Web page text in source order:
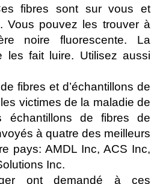
fibres sont sur vous et
Vous pouvez les trouver à
noire fluorescente. La
les fait luire. Utilisez aussi
fibres et d’échantillons de
victimes de la maladie de
échantillons de fibres de
à quatre des meilleurs
pays: AMDL Inc, ACS Inc,
Inc.
ont demandé à ces